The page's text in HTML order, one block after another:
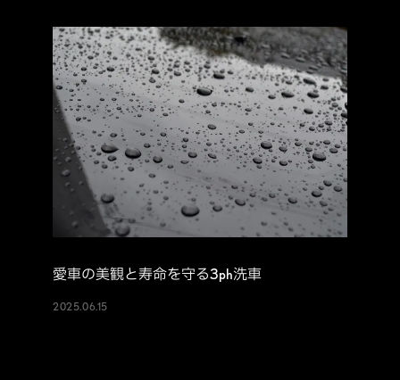
愛車の美観と寿命を守る3ph洗車
2025.06.15